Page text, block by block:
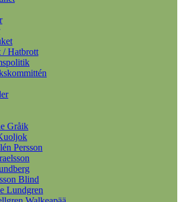
Hatbrott
Gråik
Persson
Blind
Lundgren